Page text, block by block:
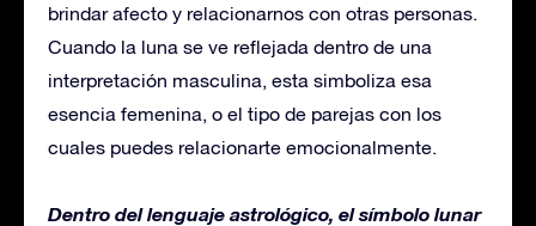
brindar afecto y relacionarnos con otras personas.
Cuando la luna se ve reflejada dentro de una
interpretación masculina, esta simboliza esa
esencia femenina, o el tipo de parejas con los
cuales puedes relacionarte emocionalmente.
Dentro del lenguaje astrológico, el símbolo lunar